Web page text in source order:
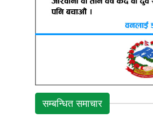
सम्बन्धित समाचार